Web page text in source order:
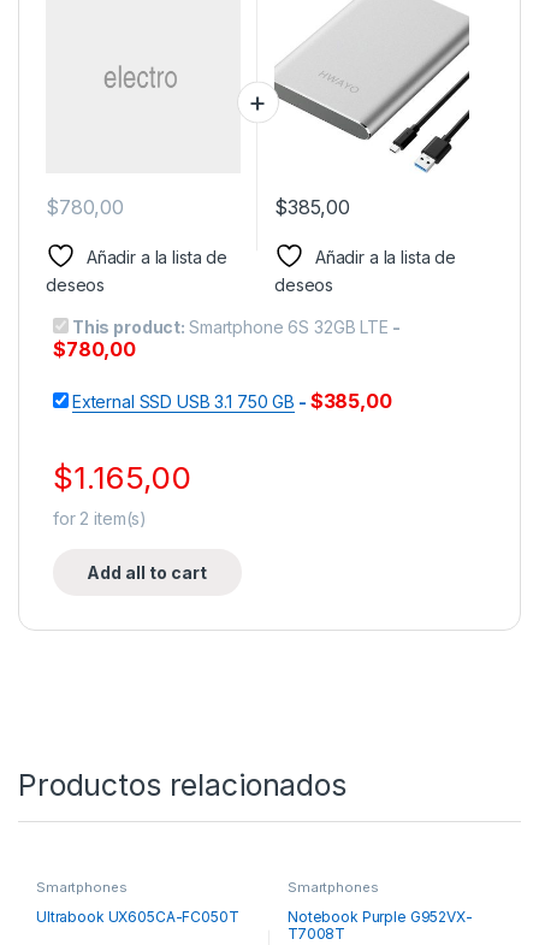
$780,00
Añadir a la lista de
deseos
$385,00
Añadir a la lista de
deseos
This product: Smartphone 6S 32GB LTE -
$780,00
External SSD USB 3.1 750 GB - $385,00
$1.165,00
for 2 item(s)
Add all to cart
Productos relacionados
Smartphones
Ultrabook UX605CA-FC050T
Smartphones
Notebook Purple G952VX-
T7008T